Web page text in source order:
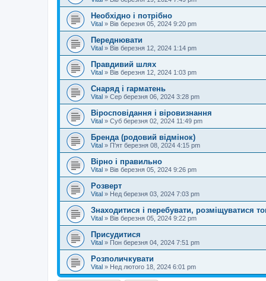
Необхідно і потрібно
Vital » Вів березня 05, 2024 9:20 pm
Переднювати
Vital » Вів березня 12, 2024 1:14 pm
Правдивий шлях
Vital » Вів березня 12, 2024 1:03 pm
Снаряд і гарматень
Vital » Сер березня 06, 2024 3:28 pm
Віросповідання і віровизнання
Vital » Суб березня 02, 2024 11:49 pm
Бренда (родовий відмінок)
Vital » П'ят березня 08, 2024 4:15 pm
Вірно і правильно
Vital » Вів березня 05, 2024 9:26 pm
Розверт
Vital » Нед березня 03, 2024 7:03 pm
Знаходитися і перебувати, розміщуватися
Vital » Вів березня 05, 2024 9:22 pm
Присудитися
Vital » Пон березня 04, 2024 7:51 pm
Розполичкувати
Vital » Нед лютого 18, 2024 6:01 pm